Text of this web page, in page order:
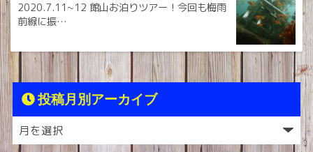
2020.7.11~12 館山お泊りツアー！今回も梅雨
前線に振…
投稿月別アーカイブ